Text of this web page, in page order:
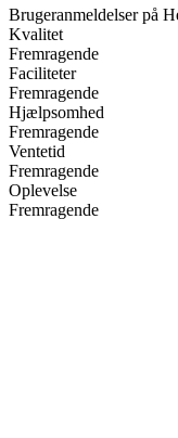
Brugeranmeldelser på
Kvalitet
Fremragende
Faciliteter
Fremragende
Hjælpsomhed
Fremragende
Ventetid
Fremragende
Oplevelse
Fremragende